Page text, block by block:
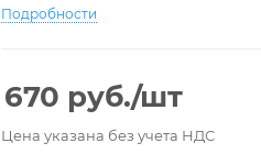
Подробности
670 руб./шт
Цена указана без учета НДС